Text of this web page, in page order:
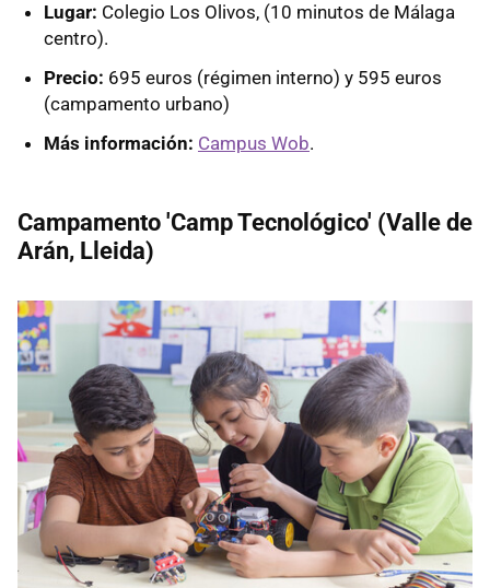
Lugar: Colegio Los Olivos, (10 minutos de Málaga
centro).
Precio: 695 euros (régimen interno) y 595 euros
(campamento urbano)
Más información: Campus Wob.
Campamento 'Camp Tecnológico' (Valle de
Arán, Lleida)